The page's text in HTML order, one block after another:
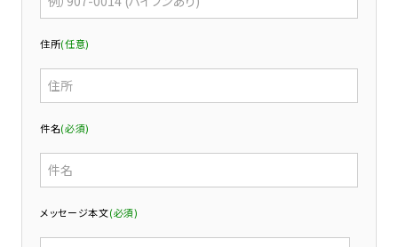
住所(任意)
件名(必須)
メッセージ本文(必須)